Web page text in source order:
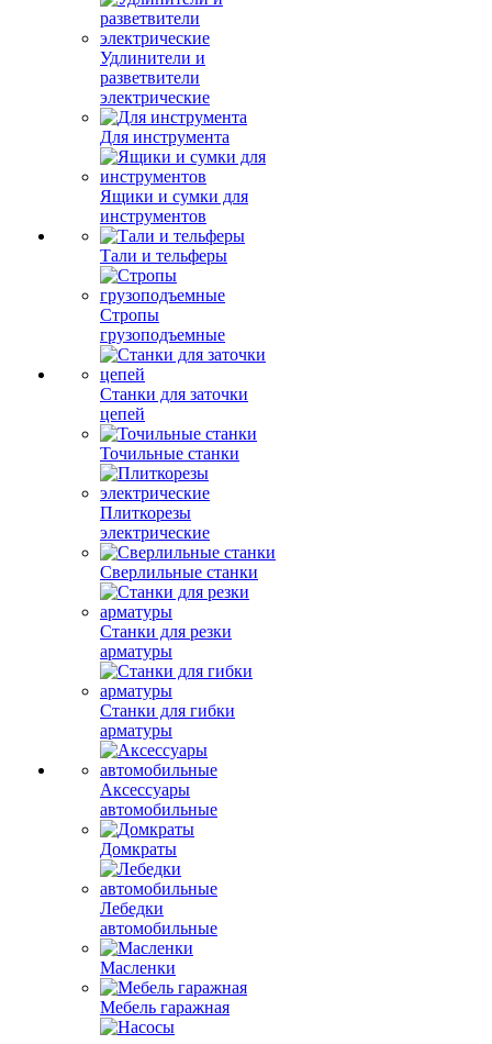
Удлинители и
разветвители
электрические
Для инструмента
Ящики и сумки для
инструментов
Тали и тельферы
Стропы
грузоподъемные
Станки для заточки
цепей
Точильные станки
Плиткорезы
электрические
Сверлильные станки
Станки для резки
арматуры
Станки для гибки
арматуры
Аксессуары
автомобильные
Домкраты
Лебедки
автомобильные
Масленки
Мебель гаражная